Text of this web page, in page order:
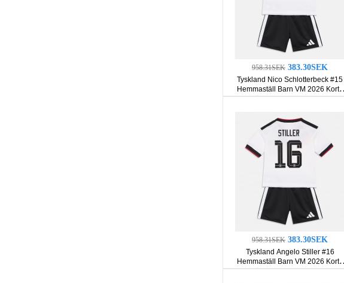
958.31SEK 383.30SEK
Tyskland Nico Schlotterbeck #15
Hemmaställ Barn VM 2026 Korta
ärmar (+ Korta byxor)
958.31SEK 383.30SEK
Tyskland Angelo Stiller #16
Hemmaställ Barn VM 2026 Korta
ärmar (+ Korta byxor)